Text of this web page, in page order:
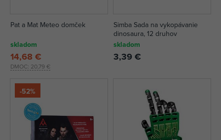
Pat a Mat Meteo domček
skladom
DMOC: 20,79 €
14,68 €
Simba Sada na vykopávanie
dinosaura, 12 druhov
skladom
3,39 €
-52%